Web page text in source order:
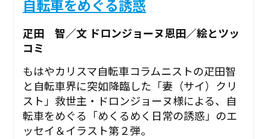
自転車をめぐる誘惑
疋田 智／文 ドロンジョーヌ恩田／絵とツッ
コミ
もはやカリスマ自転車コラムニストの疋田智
と自転車界に突如降臨した「妻（サイ）クリ
スト」救世主・ドロンジョーヌ様による、自
転車をめぐる「めくるめく日常の誘惑」のエ
ッセイ＆イラスト第２弾。